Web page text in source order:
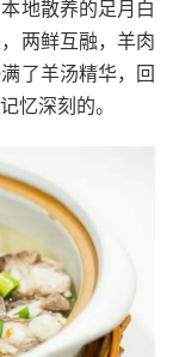
地散养的足月白
两鲜互融，羊肉
了羊汤精华，回
忆深刻的。